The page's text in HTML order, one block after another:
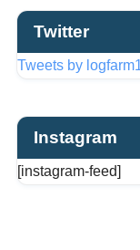
Twitter
Tweets by
Instagram
[instagram-feed]